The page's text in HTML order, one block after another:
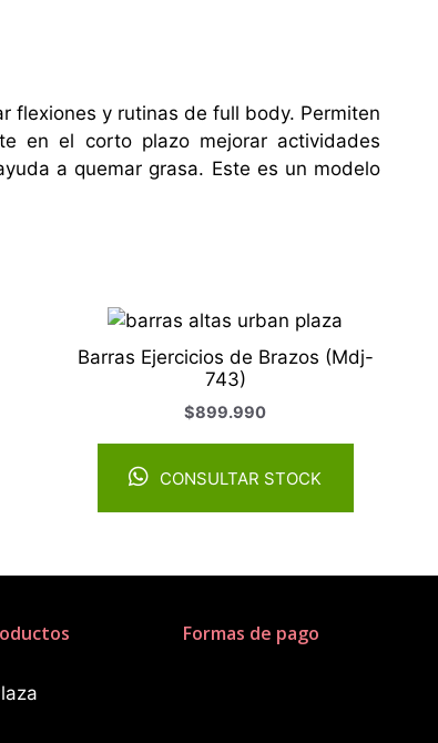
flexiones y rutinas de full body. Permiten
en el corto plazo mejorar actividades
a quemar grasa. Este es un modelo
Barras Ejercicios de Brazos (Mdj-
743)
$899.990
CONSULTAR STOCK
Formas de pago